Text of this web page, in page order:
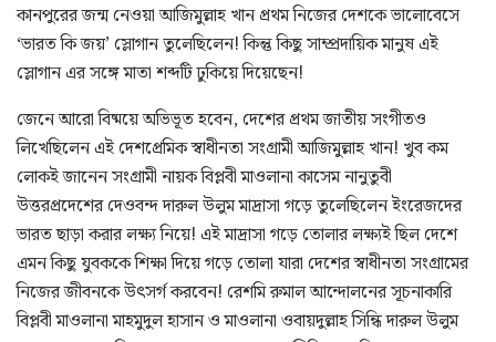
কানপুরের জন্ম নেওয়া আজিমুল্লাহ খান প্রথম নিজের দেশকে ভালোবেসে
‘ভারত কি জয়’ স্লোগান তুলেছিলেন! কিন্তু কিছু সাম্প্রদায়িক মানুষ এই
স্লোগান এর সঙ্গে মাতা শব্দটি ঢুকিয়ে দিয়েছেন!
জেনে আরো বিষ্ময়ে অভিভূত হবেন, দেশের প্রথম জাতীয় সংগীতও
লিখেছিলেন এই দেশপ্রেমিক স্বাধীনতা সংগ্রামী আজিমুল্লাহ খান! খুব কম
লোকই জানেন সংগ্রামী নায়ক বিপ্লবী মাওলানা কাসেম নানুতুবী
উত্তরপ্রদেশের দেওবন্দ দারুল উলুম মাদ্রাসা গড়ে তুলেছিলেন ইংরেজদের
ভারত ছাড়া করার লক্ষ্য নিয়ে! এই মাদ্রাসা গড়ে তোলার লক্ষ্যই ছিল দেশে
এমন কিছু যুবককে শিক্ষা দিয়ে গড়ে তোলা যারা দেশের স্বাধীনতা সংগ্রামের
নিজের জীবনকে উৎসর্গ করবেন! রেশমি রুমাল আন্দোলনের সূচনাকারি
বিপ্লবী মাওলানা মাহমুদুল হাসান ও মাওলানা ওবায়দুল্লাহ সিন্ধি দারুল উলুম